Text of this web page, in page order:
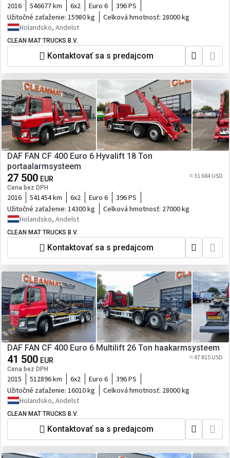
2016 546677 km 6x2 Euro 6
396 PS
Užitočné zaťaženie: 15980 kg Celková hmotnosť: 28000 kg
Holandsko, Andelst
CLEAN MAT TRUCKS B.V.
Kontaktovať sa s predajcom
DAF FAN CF 400 Euro 6 Hyvalift 18 Ton
portaalarmsysteem
27 500 EUR
Cena bez DPH
≈ 31 684 USD
2016 541454 km 6x2 Euro 6
396 PS
Užitočné zaťaženie: 14300 kg Celková hmotnosť: 27000 kg
Holandsko, Andelst
CLEAN MAT TRUCKS B.V.
Kontaktovať sa s predajcom
DAF FAN CF 400 Euro 6 Multilift 26 Ton haakarmsysteem
41 500 EUR
Cena bez DPH
≈ 47 815 USD
2015 512896 km 6x2 Euro 6
396 PS
Užitočné zaťaženie: 16010 kg Celková hmotnosť: 28000 kg
Holandsko, Andelst
CLEAN MAT TRUCKS B.V.
Kontaktovať sa s predajcom